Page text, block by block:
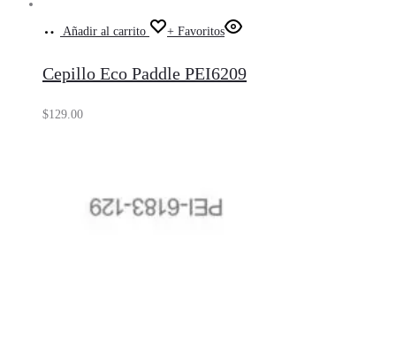
Añadir al carrito + Favoritos
Cepillo Eco Paddle PEI6209
$129.00